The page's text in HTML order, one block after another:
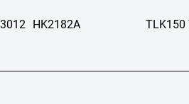
HK2182A TLK150